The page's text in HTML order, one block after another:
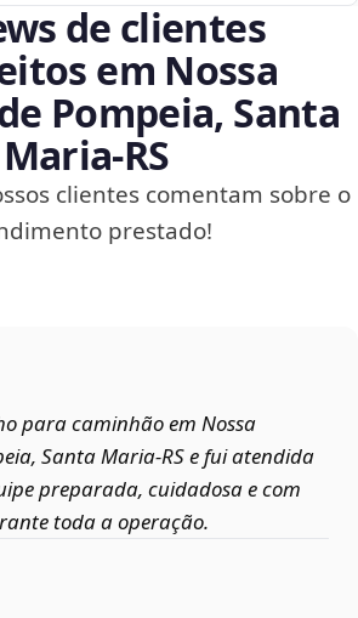
de clientes
em Nossa
Pompeia, Santa
Maria‑RS
clientes comentam sobre o
prestado!
para caminhão em Nossa
Santa Maria‑RS e fui atendida
preparada, cuidadosa e com
toda a operação.